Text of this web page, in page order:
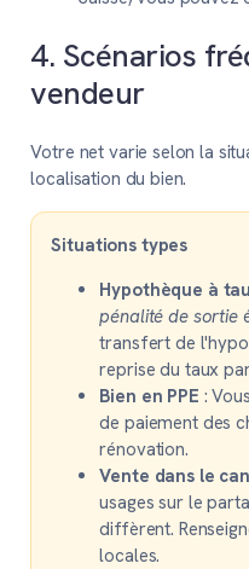
4. Scénarios
vendeur
Votre net varie selon la
localisation du bien.
Situations types
Hypothèque à
pénalité de sortie
transfert de
reprise du taux
Bien en PPE :
de paiement des
rénovation.
Vente dans le
usages sur le
diffèrent.
locales.